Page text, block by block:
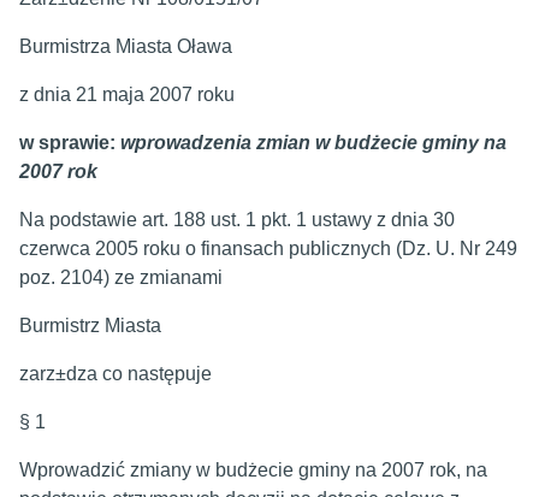
Burmistrza Miasta Oława
z dnia 21 maja 2007 roku
w sprawie: wprowadzenia zmian w budżecie gminy na
2007 rok
Na podstawie art. 188 ust. 1 pkt. 1 ustawy z dnia 30
czerwca 2005 roku o finansach publicznych (Dz. U. Nr 249
poz. 2104) ze zmianami
Burmistrz Miasta
zarz±dza co następuje
§ 1
Wprowadzić zmiany w budżecie gminy na 2007 rok, na